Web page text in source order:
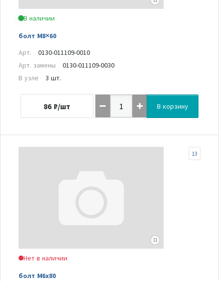
В наличии
болт M8×60
Арт.
0130-011109-0010
Арт. замены
0130-011109-0030
В узле
3 шт.
86 ₽/шт В корзину
Нет в наличии
болт M6x80
13